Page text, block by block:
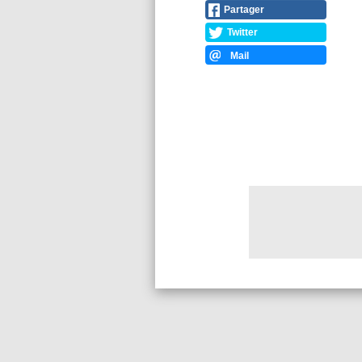
Partager
Twitter
Mail